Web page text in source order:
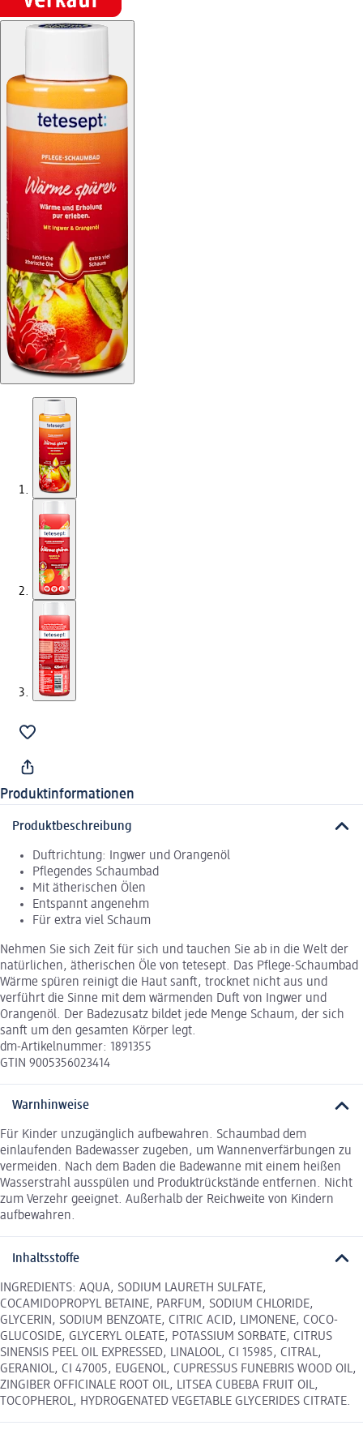
Produktinformationen
Produktbeschreibung
Duftrichtung: Ingwer und Orangenöl
Pflegendes Schaumbad
Mit ätherischen Ölen
Entspannt angenehm
Für extra viel Schaum
Nehmen Sie sich Zeit für sich und tauchen Sie ab in die Welt der
natürlichen, ätherischen Öle von tetesept. Das Pflege-Schaumbad
Wärme spüren reinigt die Haut sanft, trocknet nicht aus und
verführt die Sinne mit dem wärmenden Duft von Ingwer und
Orangenöl. Der Badezusatz bildet jede Menge Schaum, der sich
sanft um den gesamten Körper legt.
dm-Artikelnummer: 1891355
GTIN 9005356023414
Warnhinweise
Für Kinder unzugänglich aufbewahren. Schaumbad dem
einlaufenden Badewasser zugeben, um Wannenverfärbungen zu
vermeiden. Nach dem Baden die Badewanne mit einem heißen
Wasserstrahl ausspülen und Produktrückstände entfernen. Nicht
zum Verzehr geeignet. Außerhalb der Reichweite von Kindern
aufbewahren.
Inhaltsstoffe
INGREDIENTS: AQUA, SODIUM LAURETH SULFATE,
COCAMIDOPROPYL BETAINE, PARFUM, SODIUM CHLORIDE,
GLYCERIN, SODIUM BENZOATE, CITRIC ACID, LIMONENE, COCO-
GLUCOSIDE, GLYCERYL OLEATE, POTASSIUM SORBATE, CITRUS
SINENSIS PEEL OIL EXPRESSED, LINALOOL, CI 15985, CITRAL,
GERANIOL, CI 47005, EUGENOL, CUPRESSUS FUNEBRIS WOOD OIL,
ZINGIBER OFFICINALE ROOT OIL, LITSEA CUBEBA FRUIT OIL,
TOCOPHEROL, HYDROGENATED VEGETABLE GLYCERIDES CITRATE.